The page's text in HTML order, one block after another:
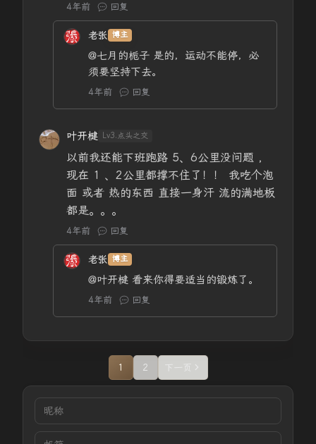
4年前 回复
老张 博主
@七月的栀子 是的，运动不能停，必
须要坚持下去。
4年前 回复
叶开楗 Lv3.点头之交
以前我还能下班跑路 5、6公里没问题 ，
现在 1 、2公里都撑不住了！！ 我吃个泡
面 或者 热的东西 直接一身汗 流的满地板
都是。。。
4年前 回复
老张 博主
@叶开楗 看来你得要适当的锻炼了。
4年前 回复
1 2 下一页